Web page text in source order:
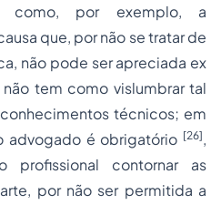
como, por exemplo, a
que, por não se tratar de
não pode ser apreciada ex
tem como vislumbrar tal
técnicos; em
advogado é obrigatório [26],
profissional contornar as
por não ser permitida a